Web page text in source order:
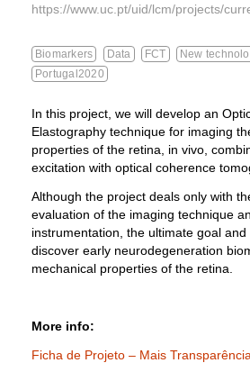
https://www.uc.pt/uid/lcm/projects/
Biomarkers Data FCT New
Portugal2020
In this project, we will develop an
Elastography technique for imaging
properties of the retina, in vivo,
excitation with optical coherence
Although the project deals only with
evaluation of the imaging technique
instrumentation, the ultimate goal
discover early neurodegeneration
mechanical properties of the retina.
More info:
Ficha de Projeto – Mais Transparência